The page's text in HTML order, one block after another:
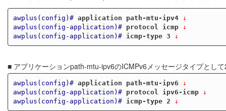
awplus(config)# application path-mtu-ipv4 ↓
awplus(config-application)#
protocol icmp ↓
awplus(config-application)#
icmp-type 3 ↓
■ アプリケーションpath-mtu-ipv6のICMPv6メッセージタイプとし
awplus(config)# application path-mtu-ipv6 ↓
awplus(config-application)#
protocol ipv6-icmp ↓
awplus(config-application)#
icmp-type 2 ↓